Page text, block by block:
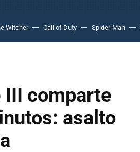
Witcher Call of Duty Spider-Man
III comparte
asalto